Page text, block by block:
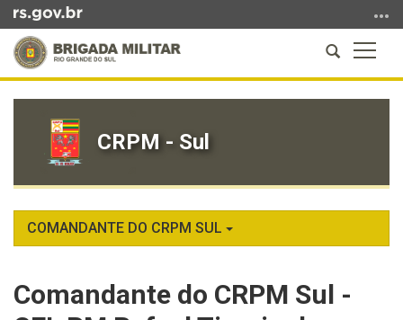
para
conteúdo
busca
a
Abrir
a
busca
conteúdo
CRPM - Sul
COMANDANTE DO CRPM SUL
Comandante do CRPM Sul -